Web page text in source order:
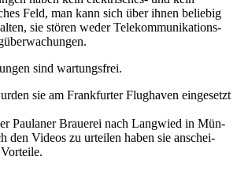
Feld, man kann sich über ihnen belie­big
sie stö­ren weder Tele­kom­mu­ni­ka­ti­ons-
sind wartungsfrei.
sie am Frank­fur­ter Flug­ha­ven ein­ge­setzt
Pau­la­ner Braue­rei nach Lang­wied in Mün­
den Vide­os zu urtei­len haben sie anschei­